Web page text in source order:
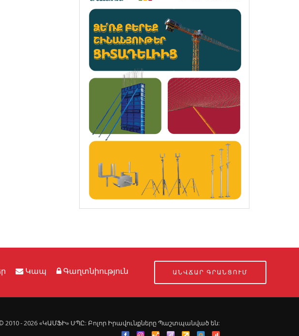
Կապ Գաղտնիություն ԱՆՎՃԱՐ ԳՐԱՆՑՈՒՄ
2010 - 2026 «ԿԱՄՖԻ» ՍՊԸ: Բոլոր Իրավունքները Պաշտպանված են: